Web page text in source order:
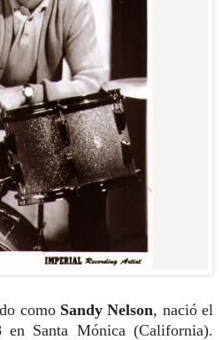
como Sandy Nelson, nació el
Santa Mónica (California).